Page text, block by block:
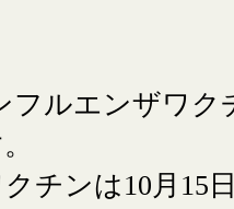
ルエンザワク
チンは10月15